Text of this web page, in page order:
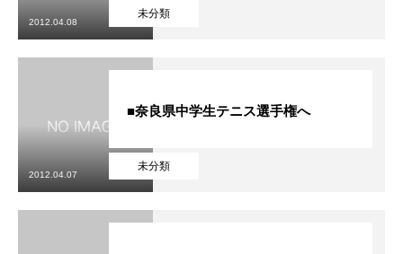
未分類
2012.04.08
未分類
■奈良県中学生テニス選手権へ
2012.04.07